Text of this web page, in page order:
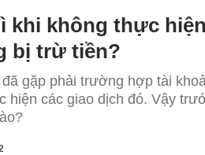
khi không thực
bị trừ tiền?
gặp phải trường hợp tài
hiện các giao dịch đó. Vậy